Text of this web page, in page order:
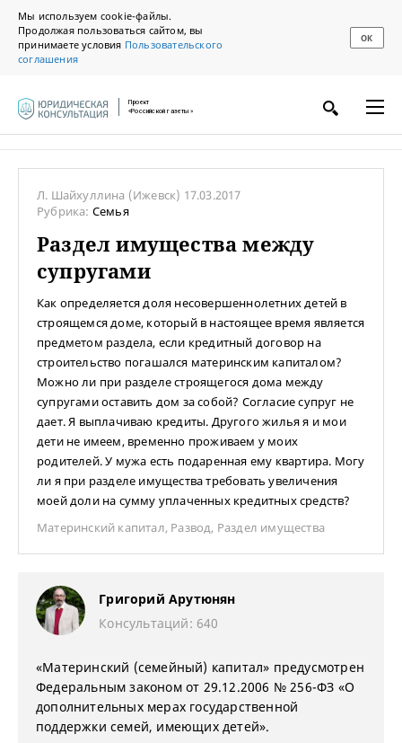
Мы используем cookie-файлы.
Продолжая пользоваться сайтом, вы
принимаете условия Пользовательского
соглашения
ОК
Проект
«Российской газеты»
Л. Шайхуллина (Ижевск) 17.03.2017
Рубрика: Семья
Раздел имущества между
супругами
Как определяется доля несовершеннолетних детей в
строящемся доме, который в настоящее время является
предметом раздела, если кредитный договор на
строительство погашался материнским капиталом?
Можно ли при разделе строящегося дома между
супругами оставить дом за собой? Согласие супруг не
дает. Я выплачиваю кредиты. Другого жилья я и мои
дети не имеем, временно проживаем у моих
родителей. У мужа есть подаренная ему квартира. Могу
ли я при разделе имущества требовать увеличения
моей доли на сумму уплаченных кредитных средств?
Материнский капитал, Развод, Раздел имущества
Григорий Арутюнян
Консультаций: 640
«Материнский (семейный) капитал» предусмотрен
Федеральным законом от 29.12.2006 № 256-ФЗ «О
дополнительных мерах государственной
поддержки семей, имеющих детей».